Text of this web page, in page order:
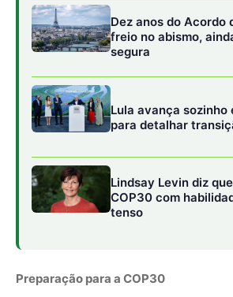
Preparação para a COP30
Segundo especialistas, a realização
uma oportunidade estratégica para
Global, que podem ganhar mais
e ampliar a governança climática. Ao
de mitigação e adaptação, articulando
níveis de governo e ampliando o
sociedade civil. Bianca Cantoni,
encontros regionais de 2025 são
práticas compartilhadas comporão a